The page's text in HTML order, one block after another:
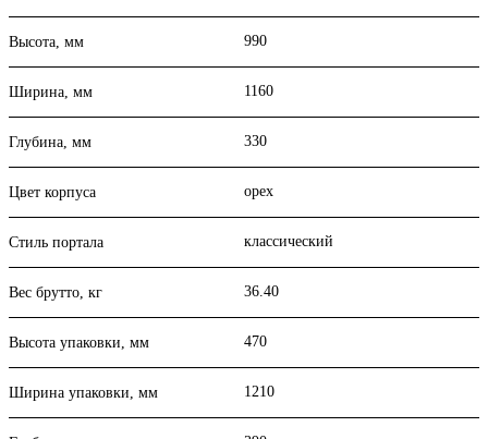
Высота, мм 990
Ширина, мм 1160
Глубина, мм 330
Цвет корпуса орех
Стиль портала классический
Вес брутто, кг 36.40
Высота упаковки, мм 470
Ширина упаковки, мм 1210